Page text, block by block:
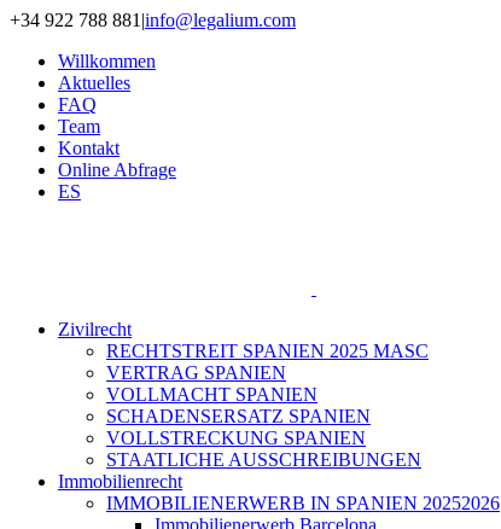
Zum
springen
+34 922 788 881 |info@legalium.com
Willkommen
Aktuelles
FAQ
Team
Kontakt
Online Abfrage
ES
Zivilrecht
RECHTSTREIT SPANIEN 2025 MASC
VERTRAG SPANIEN
VOLLMACHT SPANIEN
SCHADENSERSATZ SPANIEN
VOLLSTRECKUNG SPANIEN
STAATLICHE AUSSCHREIBUNGEN
Immobilienrecht
IMMOBILIENERWERB IN SPANIEN 20252026
Immobilienerwerb Barcelona